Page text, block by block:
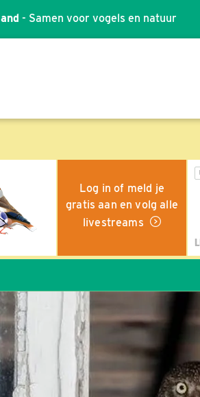
- Samen voor vogels en natuur
Log in of meld je
gratis aan en volg alle
livestreams